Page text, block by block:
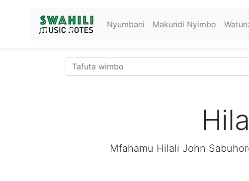
Nyumbani Makundi Nyimbo
Mfahamu Hilali John